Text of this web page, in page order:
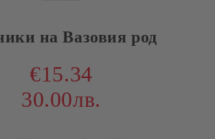
на Вазовия род
€15.34
30.00лв.